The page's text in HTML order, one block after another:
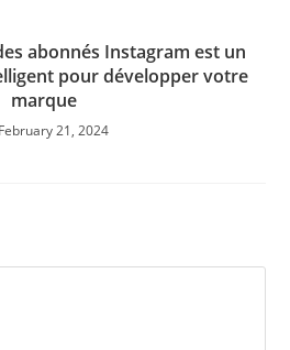
abonnés Instagram est un
pour développer votre
marque
February 21, 2024